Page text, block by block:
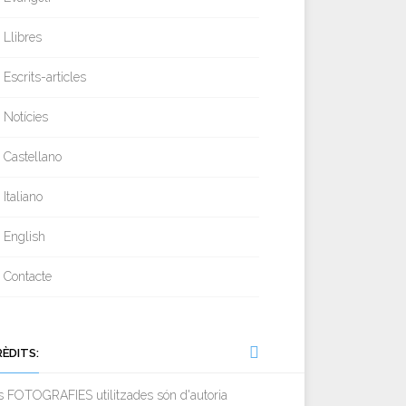
Llibres
Escrits-articles
Notícies
Castellano
Italiano
English
Contacte
FOTOGRAFIES utilitzades són d'autoria